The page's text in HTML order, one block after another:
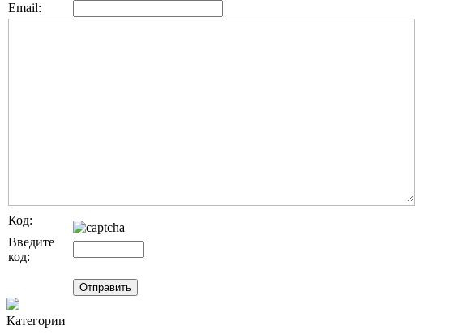
Email:
Код:
Введите
код:
Категории